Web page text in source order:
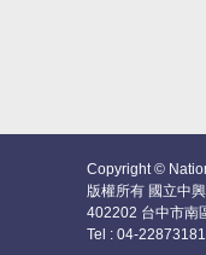
Copyright ©
版權所有 國立中
402202 台中市南
Tel : 04-